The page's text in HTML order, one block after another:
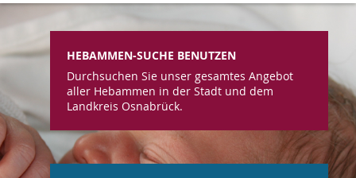
HEBAMMEN-SUCHE BENUTZEN
Durchsuchen Sie unser gesamtes Angebot
aller Hebammen in der Stadt und dem
Landkreis Osnabrück.